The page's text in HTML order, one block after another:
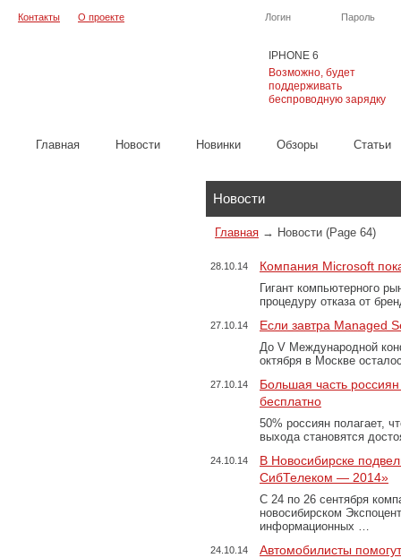
IPHONE 6
Возможно, будет
поддерживать
беспроводную зарядку
Логин Пароль
Контакты О проекте
Главная Новости Новинки Обзоры Cтатьи
Новости
Главная → Новости (Page 64)
28.10.14 Компания Microsoft
Гигант компьютерного
процедуру отказа от
27.10.14 Если завтра Managed
До V Международной
октября в Москве
27.10.14
Большая часть
бесплатно
50% россиян полагает,
выхода становятся
24.10.14
В Новосибирске
СибТелеком — 2014»
С 24 по 26 сентября
новосибирском
информационных …
24.10.14 Автомобилисты